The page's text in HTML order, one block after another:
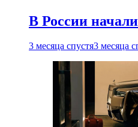
В России
3 месяца спустя3 месяца